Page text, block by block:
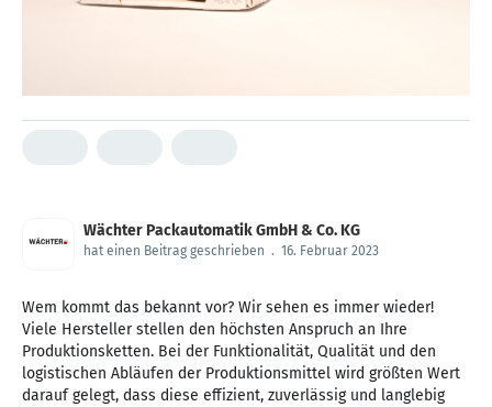
Wächter Packautomatik GmbH & Co. KG
hat einen Beitrag geschrieben . 16. Februar 2023
Wem kommt das bekannt vor? Wir sehen es immer wieder!
Viele Hersteller stellen den höchsten Anspruch an Ihre
Produktionsketten. Bei der Funktionalität, Qualität und den
logistischen Abläufen der Produktionsmittel wird größten Wert
darauf gelegt, dass diese effizient, zuverlässig und langlebig